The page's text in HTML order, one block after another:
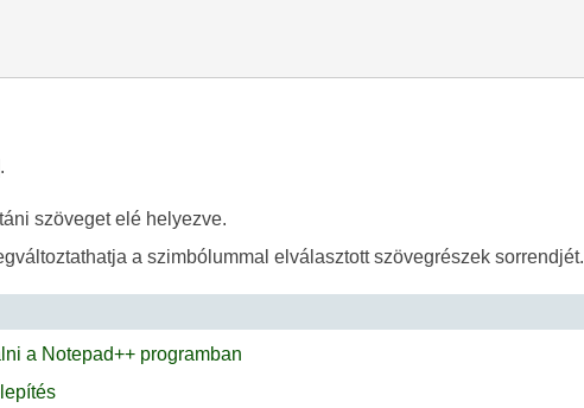
.
szöveget elé helyezve.
a szimbólummal elválasztott szövegrészek sorrendjét.
a Notepad++ programban